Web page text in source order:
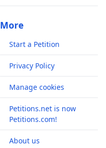
More
Start a Petition
Privacy Policy
Manage cookies
Petitions.net is now
Petitions.com!
About us